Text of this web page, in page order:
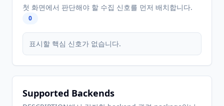
첫 화면에서 판단해야 할 수집 신호를 먼저 배치합니다.
0
표시할 핵심 신호가 없습니다.
Supported Backends